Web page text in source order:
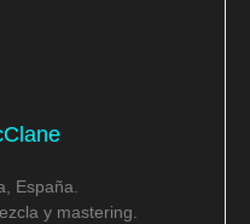
España.
y mastering.